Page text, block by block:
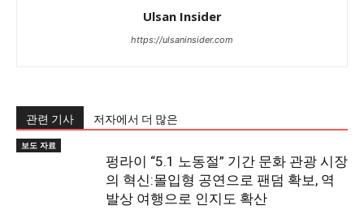
Ulsan Insider
https://ulsaninsider.com
관련 기사 저자에서 더 많은
보도 자료
펑라이 “5.1 노동절” 기간 문화 관광 시장
의 혁신:몰입형 공연으로 팬덤 확보, 역
발상 여행으로 인지도 확산